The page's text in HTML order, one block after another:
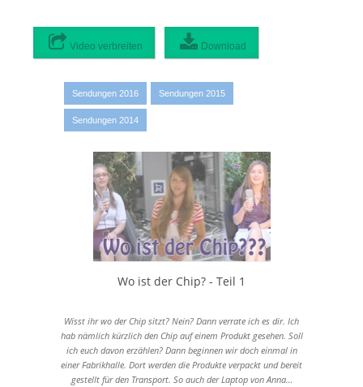
Download
Originaldatei
0 MB
720p hohe Qualität
1280x720 - 85 MB
468p mittlere Qualität
832x468 - 57 MB
420p mittlere Qualität
748x420 - 47 MB
337p mittlere Qualität
600x337 - 31 MB
400x225 - 25 MB
202p niedrige Qualität
360x202 - 20 MB
Video verbreiten
Sendungen 2016 Sendungen 2015
Sendungen 2014
Wo ist der Chip? - Teil 1
Wisst ihr wo der Chip sitzt? Nein? Dann verrate ich es dir. Ich
hab nämlich kürzlich den Chip auf einem Produkt gesehen. Soll
ich euch davon erzählen? Dann beginnen wir doch einmal in
einer Fabrikhalle. Dort werden die Produkte verpackt und bereit
gestellt für den Transport. So auch der Laptop von Anna…